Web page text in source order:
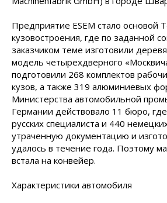
Предприятие ESEM стало основой
кузовостроения, где по заданной
заказчиком теме изготовили
модель четырехдверного
подготовили 268 комплектов
кузов, а также 319 алюминиевых
Министерства автомобильной
Германии действовало 11 бюро,
русских специалиста и 440
утраченную документацию и
удалось в течение года. Поэтому
встала на конвейер.
Характеристики автомобиля